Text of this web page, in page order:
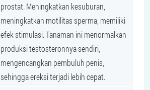
prostat. Meningkatkan kesuburan,
meningkatkan motilitas sperma, memiliki
efek stimulasi. Tanaman ini menormalkan
produksi testosteronnya sendiri,
mengencangkan pembuluh penis,
sehingga ereksi terjadi lebih cepat.